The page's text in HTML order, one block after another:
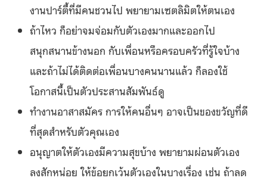
งานปาร์ตี้ที่มีคนชวนไป พยายามเซตลิมิตให้ตนเอง
ถ้าไหว ก็อย่าจมจ่อมกับตัวเองมากและออกไป
สนุกสนานข้างนอก กับเพื่อนหรือครอบครัวที่รู้ใจบ้าง
และถ้าไม่ได้ติดต่อเพื่อนบางคนนานแล้ว ก็ลองใช้
โอกาสนี้เป็นตัวประสานสัมพันธ์ดู
ทำงานอาสาสมัคร การให้คนอื่นๆ อาจเป็นของขวัญที่ดี
ที่สุดสำหรับตัวคุณเอง
อนุญาตให้ตัวเองมีความสุขบ้าง พยายามผ่อนตัวเอง
ลงสักหน่อย ให้ข้อยกเว้นตัวเองในบางเรื่อง เช่น ถ้าลด